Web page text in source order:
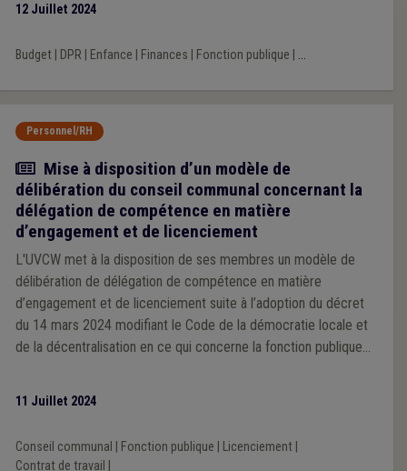
12 Juillet 2024
Budget| DPR Enfance Finances Fonction publique ...
Personnel/RH
Actualité
Mise à disposition d’un modèle de
délibération du conseil communal concernant la
délégation de compétence en matière
d’engagement et de licenciement
L'UVCW met à la disposition de ses membres un modèle de
délibération de délégation de compétence en matière
d’engagement et de licenciement suite à l’adoption du décret
du 14 mars 2024 modifiant le Code de la démocratie locale et
de la décentralisation en ce qui concerne la fonction publique
11 Juillet 2024
Conseil communal Fonction publique Licenciement|
Contrat de travail